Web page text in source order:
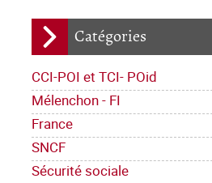
Catégories
CCI-POI et TCI- POid
Mélenchon - FI
France
SNCF
Sécurité sociale